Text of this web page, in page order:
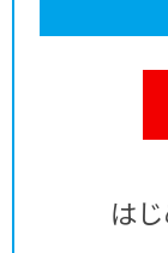
は